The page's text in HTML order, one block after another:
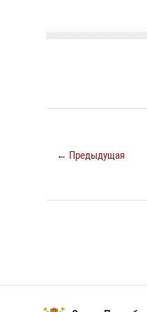
← Предыдущая